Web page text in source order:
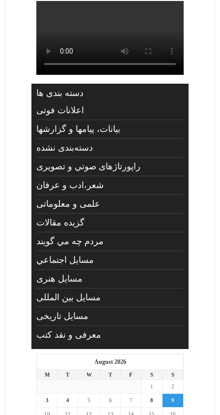
دسته بندی ها
اعلانات فوتی
بیانات، پیامها و گزارشها
دسته‌بندی نشده
راپورتاژهای صوتي و تصويری
شعر،ادب و عرفان
علمی و معلوماتی
گزیده مقالات
مردم چه مي گويند
مسايل اجتماعي
مسايل هنری
مسایل بین المللی
مسایل تاریخی
معرفی و نقد کتب
August 2026
M T W T F S
S
1
2
3 4 5 6 7 8 9
10 11 12 13 14 15 16